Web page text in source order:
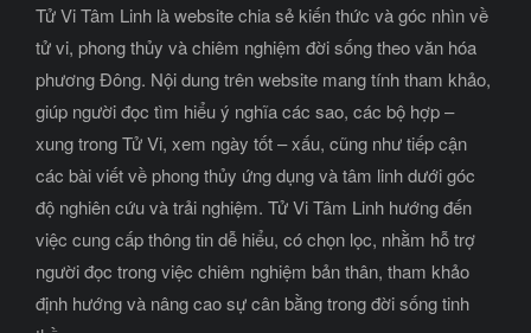
Tử Vi Tâm Linh là website chia sẻ kiến thức và góc nhìn về
tử vi, phong thủy và chiêm nghiệm đời sống theo văn hóa
phương Đông. Nội dung trên website mang tính tham khảo,
giúp người đọc tìm hiểu ý nghĩa các sao, các bộ hợp –
xung trong Tử Vi, xem ngày tốt – xấu, cũng như tiếp cận
các bài viết về phong thủy ứng dụng và tâm linh dưới góc
độ nghiên cứu và trải nghiệm. Tử Vi Tâm Linh hướng đến
việc cung cấp thông tin dễ hiểu, có chọn lọc, nhằm hỗ trợ
người đọc trong việc chiêm nghiệm bản thân, tham khảo
định hướng và nâng cao sự cân bằng trong đời sống tinh